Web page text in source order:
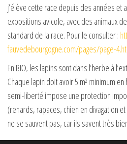
j’élève cette race depuis des années et
expositions avicole, avec des animaux
standard de la race. Pour le consulter :
fauvedebourgogne.com/pages/page-
En BIO, les lapins sont dans l’herbe à
Chaque lapin doit avoir 5 m² minimum
semi-liberté impose une protection
(renards, rapaces, chien en divagation
ne se sauvent pas, car ils savent très